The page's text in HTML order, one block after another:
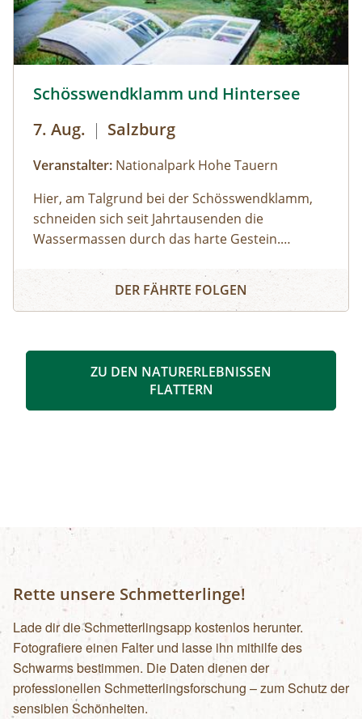
empfehlenswert.
Schösswendklamm und Hintersee
7. Aug. | Salzburg
Veranstalter: Nationalpark Hohe Tauern
Hier, am Talgrund bei der Schösswendklamm,
schneiden sich seit Jahrtausenden die
Wassermassen durch das harte Gestein.
Kolke und kleine Wasserfälle entstanden. Der
Klamm folgend geht es weiter bis zum Hintersee
mit Blick über den Talschluss mit seinen
Schösswendklamm und Hintersee
DER FÄHRTE FOLGEN
ZU DEN NATURERLEBNISSEN
FLATTERN
Rette unsere Schmetterlinge!
Lade dir die Schmetterlingsapp kostenlos herunter.
Fotografiere einen Falter und lasse ihn mithilfe des
Schwarms bestimmen. Die Daten dienen der
professionellen Schmetterlingsforschung – zum Schutz der
sensiblen Schönheiten.